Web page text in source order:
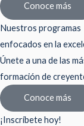
Conoce más
Nuestros programas
enfocados en la
Únete a una de las
formación de
Conoce más
¡Inscríbete hoy!